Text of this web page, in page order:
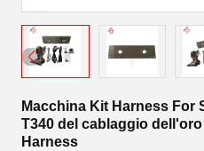
Macchina Kit Harness For
T340 del cablaggio dell'oro
Harness